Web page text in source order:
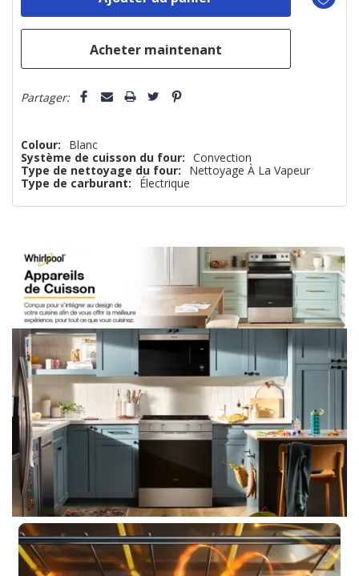
plus
Partager:
Colour:
Blanc
Système de cuisson du four: Convection
Type de nettoyage du four:
Nettoyage À La Vapeur
Type de carburant:
Électrique